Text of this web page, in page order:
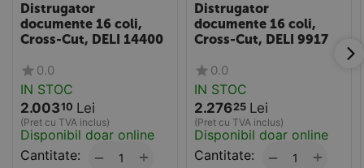
Distrugator
documente 16 coli,
Cross-Cut, DELI 14400
0.0
IN STOC
2.00310 Lei
(Pret cu TVA inclus)
Disponibil doar online
Cantitate:
+
−
Distrugator
documente 16 coli,
Cross-Cut, DELI 9917
0.0
IN STOC
2.27625 Lei
(Pret cu TVA inclus)
Disponibil doar online
Cantitate:
+
−